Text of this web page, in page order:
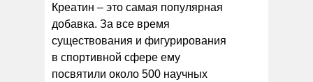
Креатин – это самая популярная
добавка. За все время
существования и фигурирования
в спортивной сфере ему
посвятили около 500 научных